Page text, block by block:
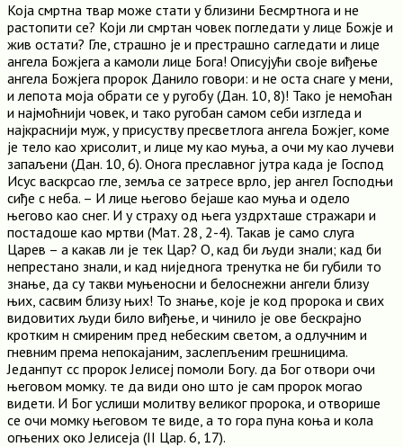
Која смртна твар може стати у близини Бесмртнога и не
растопити се? Који ли смртан човек погледати у лице Божје и
жив остати? Гле, страшно је и престрашно сагледати и лице
ангела Божјега а камоли лице Бога! Описујући своје виђење
ангела Божјега пророк Данило говори: и не оста снаге у мени,
и лепота моја обрати се у ругобу (Дан. 10, 8)! Тако је немоћан
и најмоћнији човек, и тако ругобан самом себи изгледа и
најкраснији муж, у присуству пресветлога ангела Божјег, коме
је тело као хрисолит, и лице му као муња, а очи му као лучеви
запаљени (Дан. 10, 6). Онога преславног јутра када је Господ
Исус васкрсао гле, земља се затресе врло, јер ангел Господњи
сиђе с неба. – И лице његово бејаше као муња и одело
његово као снег. И у страху од њега уздрхташе стражари и
постадоше као мртви (Мат. 28, 2-4). Такав је само слуга
Царев – а какав ли је тек Цар? О, кад би људи знали; кад би
непрестано знали, и кад ниједнога тренутка не би губили то
знање, да су такви муњеносни и белоснежни ангели близу
њих, сасвим близу њих! То знање, које је код пророка и свих
видовитих људи било виђење, и чинило је ове бескрајно
кротким н смиреним пред небеским светом, а одлучним и
гневним према непокајаним, заслепљеним грешницима.
Једанпут сс пророк Јелисеј помоли Богу. да Бог отвори очи
његовом момку. те да види оно што је сам пророк могао
видети. И Бог услиши молитву великог пророка, и отворише
се очи момку његовом те виде, а то гора пуна коња и кола
огњених око Јелисеја (II Цар. 6, 17).